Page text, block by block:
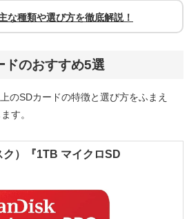
な種類や選び方を徹底解説！
ドのおすすめ5選
のSDカードの特徴と選び方をふまえ
す。
）『1TB マイクロSD